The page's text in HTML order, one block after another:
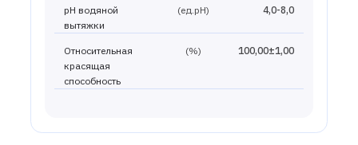
рН водяной
вытяжки
(ед.рН) 4,0-8,0
Относительная
красящая
способность
(%) 100,00±1,00